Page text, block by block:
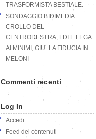
TRASFORMISTA BESTIALE.
SONDAGGIO BIDIMEDIA:
CROLLO DEL
CENTRODESTRA, FDI E LEGA
AI MINIMI, GIU’ LA FIDUCIA IN
MELONI
Commenti recenti
Log In
Accedi
Feed dei contenuti